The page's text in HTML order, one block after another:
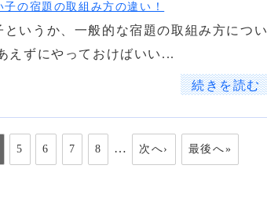
の宿題の取組み方の違い！
というか、一般的な宿題の取組み方につい
えずにやっておけばいい...
続きを読む
5 6 7 8 … 次へ› 最後へ»